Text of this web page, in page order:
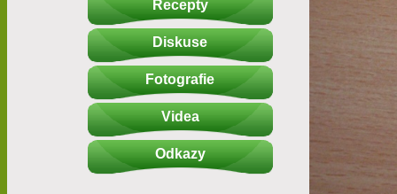
Recepty
Diskuse
Fotografie
Videa
Odkazy